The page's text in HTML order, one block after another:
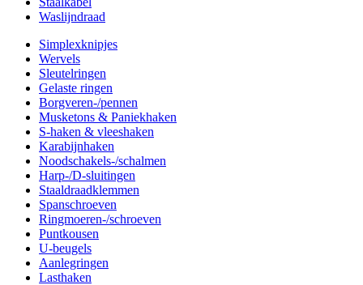
Waslijndraad
Simplexknipjes
Wervels
Sleutelringen
Gelaste ringen
Borgveren-/pennen
Musketons & Paniekhaken
S-haken & vleeshaken
Karabijnhaken
Noodschakels-/schalmen
Harp-/D-sluitingen
Staaldraadklemmen
Spanschroeven
Ringmoeren-/schroeven
Puntkousen
U-beugels
Aanlegringen
Lasthaken